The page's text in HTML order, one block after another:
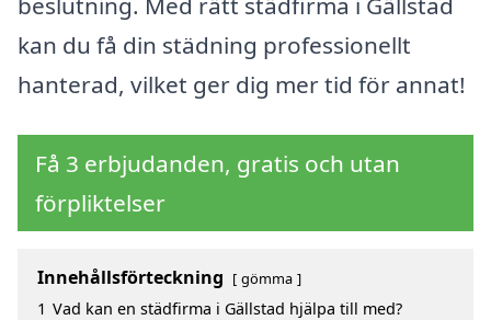
kan du få din städning professionellt
hanterad, vilket ger dig mer tid för annat!
Få 3 erbjudanden, gratis och utan
förpliktelser
Innehållsförteckning gömma
1 Vad kan en städfirma i Gällstad hjälpa till med?